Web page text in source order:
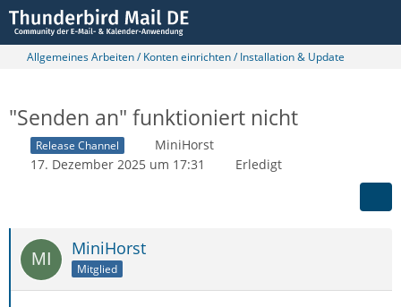
Allgemeines Arbeiten / Konten einrichten / Installation & Update
"Senden an" funktioniert nicht
Release Channel
MiniHorst
17. Dezember 2025 um 17:31
Erledigt
MiniHorst
Mitglied